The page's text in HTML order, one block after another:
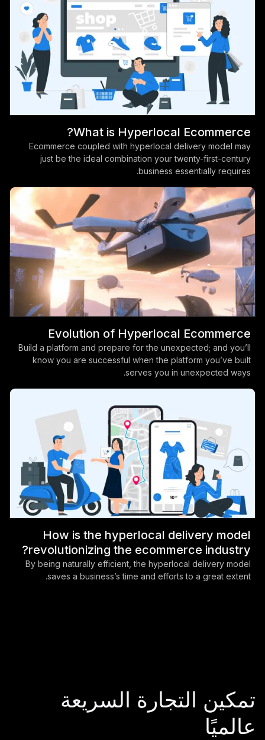
What is Hyperlocal Ecommerce?
Ecommerce coupled with hyperlocal delivery model may
just be the ideal combination your twenty-first-century
business essentially requires.
Evolution of Hyperlocal Ecommerce
Build a platform and prepare for the unexpected; and you’ll
know you are successful when the platform you’ve built
serves you in unexpected ways.
How is the hyperlocal delivery model
revolutionizing the ecommerce industry?
By being naturally efficient, the hyperlocal delivery model
saves a business’s time and efforts to a great extent.
تمكين التجارة السريعة
عالميًا